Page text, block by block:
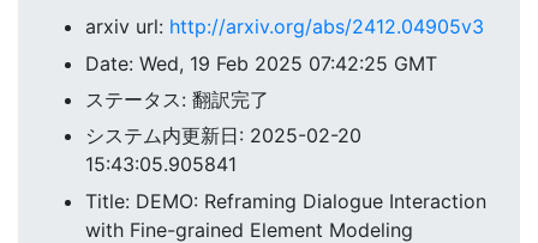
arxiv url: http://arxiv.org/abs/2412.04905v3
Date: Wed, 19 Feb 2025 07:42:25 GMT
ステータス: 翻訳完了
システム内更新日: 2025-02-20
15:43:05.905841
Title: DEMO: Reframing Dialogue Interaction
with Fine-grained Element Modeling